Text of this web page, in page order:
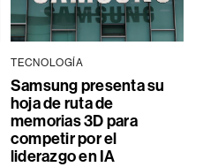
TECNOLOGÍA
Samsung presenta su
hoja de ruta de
memorias 3D para
competir por el
liderazgo en IA